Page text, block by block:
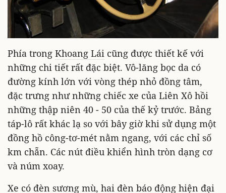
Phía trong Khoang Lái cũng được thiết kế với
những chi tiết rất đặc biệt. Vô-lăng bọc da có
đường kính lớn với vòng thép nhỏ đồng tâm,
đặc trưng như những chiếc xe của Liên Xô hồi
những thập niên 40 - 50 của thế kỷ trước. Bảng
táp-lô rất khác lạ so với bây giờ khi sử dụng một
đồng hồ công-tơ-mét nằm ngang, với các chỉ số
km chẵn. Các nút điều khiển hình tròn dạng cơ
và núm xoay.
Xe có đèn sương mù, hai đèn báo động hiện đại